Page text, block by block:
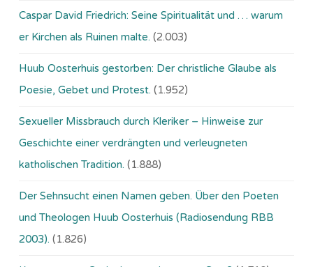
Caspar David Friedrich: Seine Spiritualität und … warum
er Kirchen als Ruinen malte. (2.003)
Huub Oosterhuis gestorben: Der christliche Glaube als
Poesie, Gebet und Protest. (1.952)
Sexueller Missbrauch durch Kleriker – Hinweise zur
Geschichte einer verdrängten und verleugneten
katholischen Tradition. (1.888)
Der Sehnsucht einen Namen geben. Über den Poeten
und Theologen Huub Oosterhuis (Ra­dio­sen­dung RBB
2003). (1.826)